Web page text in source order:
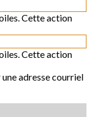
Cette action
Cette action
adresse courriel